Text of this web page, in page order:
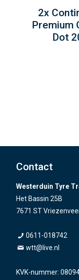
2x
Premium
Dot
Contact
Westerduin Tyre
Het Bassin 25B
7671 ST
0611-018742
wtt@live.nl
KVK-nummer: